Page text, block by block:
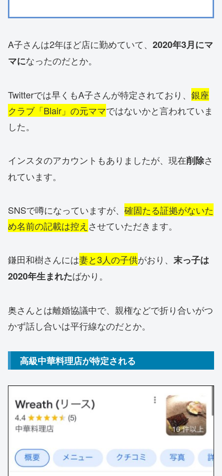
A子さんは2年ほど店に勤めていて、 2020年3月にマ
マになったのだとか。
Twitterでは早くもA子さんが特定されており、 銀座
クラブ「Blair」の元ママではないかと言われていま
した。
インスタのアカウントもありましたが、現在削除さ
れています。
SNSで噂になっていますが、 確固たる証拠がないた
め名前の記載は控え させていただきます。
鎌田和樹さんには妻と3人の子供がおり、 末っ子は
2020年生まれたばかり。
奥さんとは離婚協議中で、親権などで折り合いがつ
かず話し合いは平行線なのだとか。
高級中華料理店が特定される